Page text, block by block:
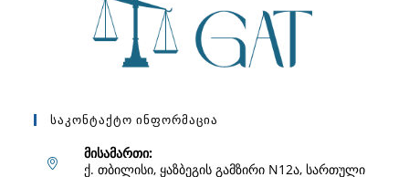
Საკონტაქტო Ინფორმაცია
მისამართი:
ქ. თბილისი, ყაზბეგის გამზირი N12ა, სართული